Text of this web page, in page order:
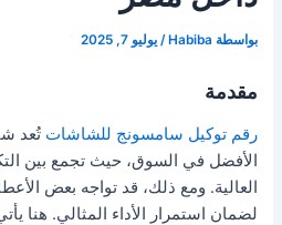
بواسطة Habiba
/يوليو 7, 2025
مقدمة
رقم توكيل سامسونج للشاشات تُعد
الأفضل في السوق، حيث تجمع بين
العالية. ومع ذلك، قد تواجه بعض
لضمان استمرار الأداء المثالي. هنا